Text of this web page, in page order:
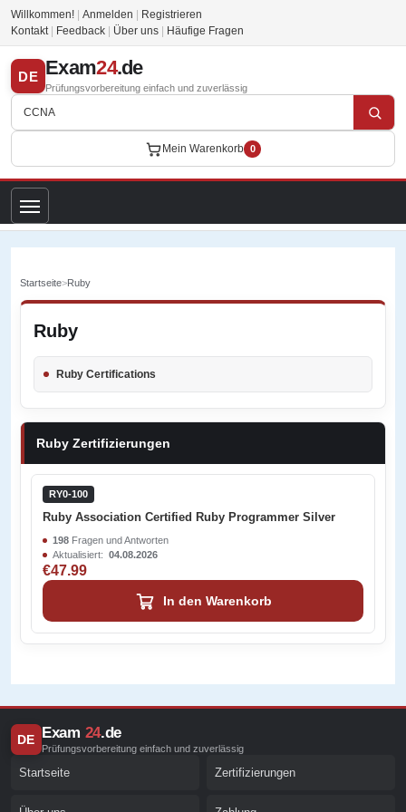
Willkommen! Anmelden
Registrieren
Kontakt
Feedback Über uns Häufige Fragen
DE Exam24.de
Prüfungsvorbereitung einfach und zuverlässig
Mein Warenkorb 0
Startseite>Ruby
Ruby
Ruby Certifications
Ruby Zertifizierungen
RY0-100
Ruby Association Certified Ruby Programmer Silver
198 Fragen und Antworten
Aktualisiert: 04.08.2026
€47.99
In den Warenkorb
DE Exam 24.de
Prüfungsvorbereitung einfach und zuverlässig
Startseite Zertifizierungen